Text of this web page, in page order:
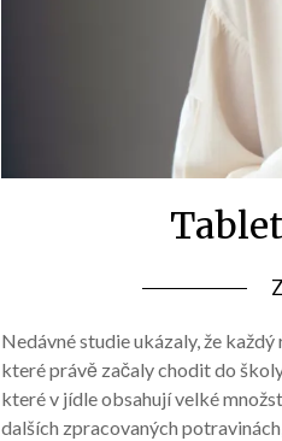
Nedávné studie ukázaly, že
které právě začaly chodit do
které v jídle obsahují velké
dalších zpracovaných